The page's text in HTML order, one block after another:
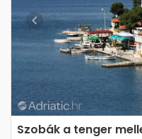
Previous
Szobák a tenger